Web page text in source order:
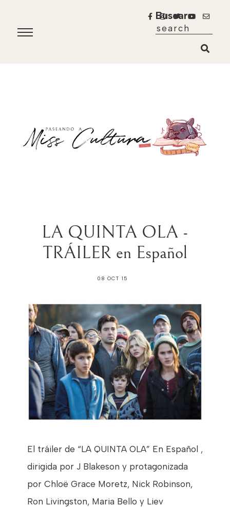
Buscar
LA QUINTA OLA -
TRÁILER en Español
08 OCT 15
El tráiler de “LA QUINTA OLA” En Español ,
dirigida por J Blakeson y protagonizada
por Chloë Grace Moretz, Nick Robinson,
Ron Livingston, Maria Bello y Liev